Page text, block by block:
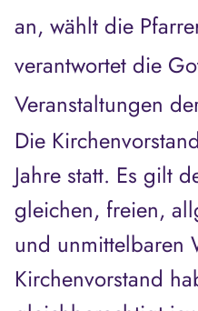
an, wählt die
verantwortet die
Veranstaltungen
Die
Jahre statt. Es gilt
gleichen, freien,
und unmittelbaren
Kirchenvorstand